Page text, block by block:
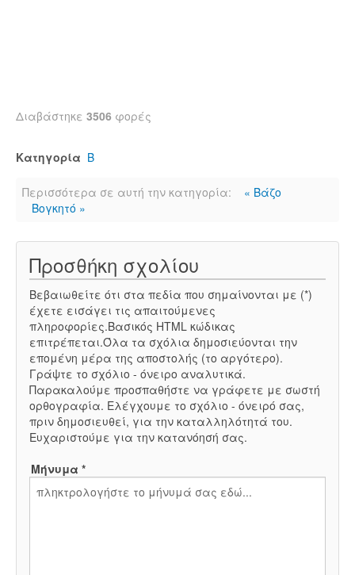
Διαβάστηκε 3506 φορές
Κατηγορία Β
Περισσότερα σε αυτή την κατηγορία:
« Βάζο
Βογκητό »
Προσθήκη σχολίου
Βεβαιωθείτε ότι στα πεδία που σημαίνονται με (*)
έχετε εισάγει τις απαιτούμενες
πληροφορίες.Βασικός HTML κώδικας
επιτρέπεται.Όλα τα σχόλια δημοσιεύονται την
επομένη μέρα της αποστολής (το αργότερο).
Γράψτε το σχόλιο - όνειρο αναλυτικά.
Παρακαλούμε προσπαθήστε να γράφετε με σωστή
ορθογραφία. Ελέγχουμε το σχόλιο - όνειρό σας,
πριν δημοσιευθεί, για την καταλληλότητά του.
Ευχαριστούμε για την κατανόησή σας.
Μήνυμα *